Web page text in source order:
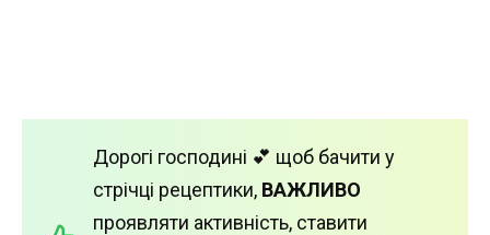
Дорогі господині 💕 щоб бачити у
стрічці рецептики, ВАЖЛИВО
проявляти активність, ставити